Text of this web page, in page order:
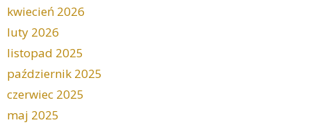
kwiecień 2026
luty 2026
listopad 2025
październik 2025
czerwiec 2025
maj 2025